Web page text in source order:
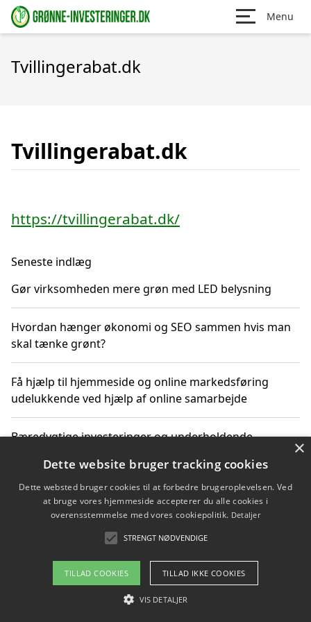
Menu
Tvillingerabat.dk
Tvillingerabat.dk
https://tvillingerabat.dk/
Seneste indlæg
Gør virksomheden mere grøn med LED belysning
Hvordan hænger økonomi og SEO sammen hvis man
skal tænke grønt?
Få hjælp til hjemmeside og online markedsføring
udelukkende ved hjælp af online samarbejde
Bæredygtige investeringer og underholdende
Sådan kan online møder for virksomheder fremme
grønne investeringer
Copyright 2026 - Pilanto Aps
Om / kontakt
×
Dette website bruger tracking cookies
Dette websted bruger cookies til at forbedre brugeroplevelsen. Ved
at bruge vores hjemmeside accepterer du alle cookies i
overensstemmelse med vores cookiepolitik. Detaljer
STRENGT NØDVENDIGE
TILLAD COOKIES TILLAD IKKE COOKIES
VIS DETALJER